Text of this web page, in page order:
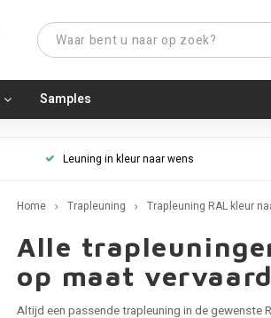
Samples
Leuning in kleur naar wens
Home Trapleuning Trapleuning RAL kleur
Alle
op maat
Altijd een passendetrapleuning in de gewenste